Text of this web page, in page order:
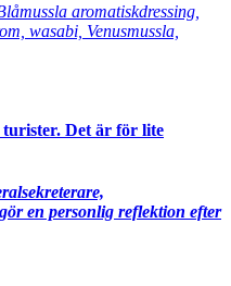
aromatiskdressing,
wasabi, Venusmussla,
Det är för lite
en personlig reflektion efter